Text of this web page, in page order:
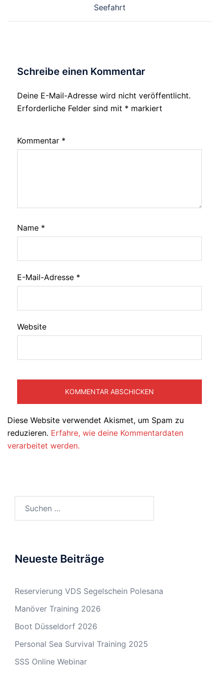
Seefahrt
Schreibe einen Kommentar
Deine E-Mail-Adresse wird nicht veröffentlicht.
Erforderliche Felder sind mit * markiert
Kommentar *
Name *
E-Mail-Adresse *
Website
Alternative:
Diese Website verwendet Akismet, um Spam zu
reduzieren. Erfahre, wie deine Kommentardaten
verarbeitet werden.
Neueste Beiträge
Reservierung VDS Segelschein Polesana
Manöver Training 2026
Boot Düsseldorf 2026
Personal Sea Survival Training 2025
SSS Online Webinar